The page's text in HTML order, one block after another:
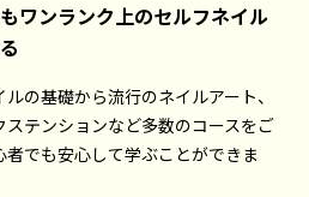
ワンランク上のセルフネイル
の基礎から流行のネイルアート、
ステンションなど多数のコースをご
者でも安心して学ぶことができま